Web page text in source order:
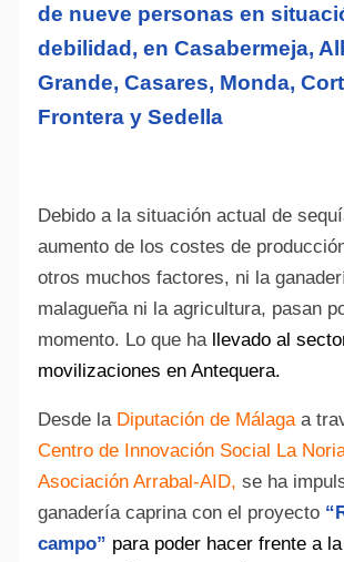
de nueve personas en
debilidad, en Casabermeja,
Grande, Casares, Monda,
Frontera y Sedella
Debido a la situación actual de
aumento de los costes de
otros muchos factores, ni la
malagueña ni la agricultura, pasan
momento. Lo que ha llevado al
movilizaciones en Antequera.
Desde la Diputación de Málagaa
Centro de Innovación Social La
Asociación Arrabal-AID, se ha
ganadería caprina con el proyecto
campo” para poder hacer frente a la